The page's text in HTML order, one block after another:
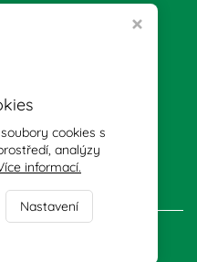
cookies s
analýzy
informací.
Nastavení